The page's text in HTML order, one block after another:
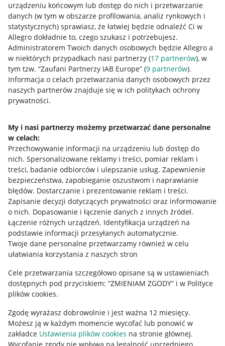
urządzeniu końcowym lub dostęp do nich i przetwarzanie
danych (w tym w obszarze profilowania, analiz rynkowych i
statystycznych) sprawiasz, że łatwiej będzie odnaleźć Ci w
Allegro dokładnie to, czego szukasz i potrzebujesz.
Administratorem Twoich danych osobowych będzie Allegro a
w niektórych przypadkach nasi partnerzy (17 partnerów), w
tym tzw. “Zaufani Partnerzy IAB Europe” (9 partnerów).
Informacja o celach przetwarzania danych osobowych przez
naszych partnerów znajduje się w ich politykach ochrony
prywatności.
My i nasi partnerzy możemy przetwarzać dane personalne
w celach:
Przechowywanie informacji na urządzeniu lub dostęp do
nich. Spersonalizowane reklamy i treści, pomiar reklam i
treści, badanie odbiorców i ulepszanie usług. Zapewnienie
bezpieczeństwa, zapobieganie oszustwom i naprawianie
błędów. Dostarczanie i prezentowanie reklam i treści.
Zapisanie decyzji dotyczących prywatności oraz informowanie
o nich. Dopasowanie i łączenie danych z innych źródeł.
Łączenie różnych urządzeń. Identyfikacja urządzeń na
podstawie informacji przesyłanych automatycznie.
Twoje dane personalne przetwarzamy również w celu
ułatwiania korzystania z naszych stron
Cele przetwarzania szczegółowo opisane są w ustawieniach
dostępnych pod przyciskiem: “ZMIENIAM ZGODY” i w Polityce
plików cookies.
Zgodę wyrażasz dobrowolnie i jest ważna 12 miesięcy.
Możesz ją w każdym momencie wycofać lub ponowić w
zakładce Ustawienia plików cookies na stronie głównej.
Nawigacja
Przydatne informacje
Jak to działa
Allegro Gadane dla sprzedających
Allegro Gadane dla kupujących
Mapa miejscowości
Informacje prawne
Regulamin
Polityka plików "cookies"
Ustawienia plików "cookies"
Udostępnianie lokalizacji
Informacje dla Aktu o Usługach Cyfrowych
Pobierz aplikację